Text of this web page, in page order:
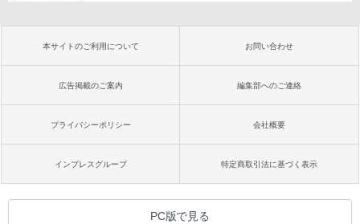
本サイトのご利用について お問い合わせ
広告掲載のご案内 編集部へのご連絡
プライバシーポリシー 会社概要
インプレスグループ 特定商取引法に基づく表示
PC版で見る